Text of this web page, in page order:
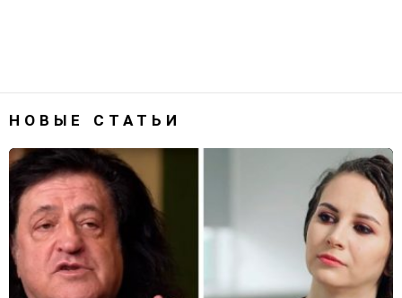
НОВЫЕ СТАТЬИ